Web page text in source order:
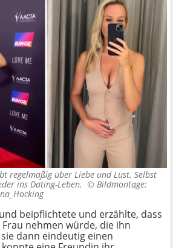
regelmäßig über Liebe und Lust. Selbst
ins Dating-Leben. © Bildmontage:
beipflichtete und erzählte, dass
nehmen würde, die ihn
dann eindeutig einen